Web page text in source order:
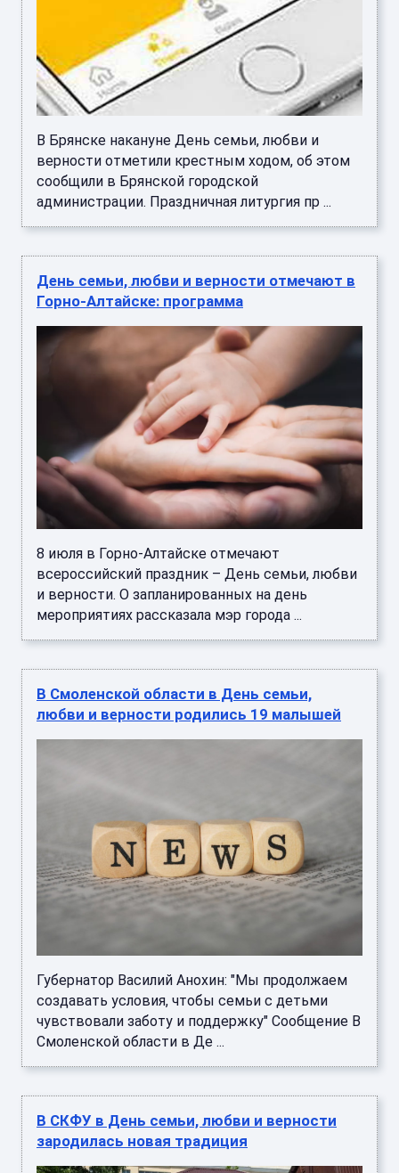
В Брянске накануне День семьи, любви и
верности отметили крестным ходом, об этом
сообщили в Брянской городской
администрации. Праздничная литургия пр ...
День семьи, любви и верности отмечают в
Горно-Алтайске: программа
8 июля в Горно-Алтайске отмечают
всероссийский праздник – День семьи, любви
и верности. О запланированных на день
мероприятиях рассказала мэр города ...
В Смоленской области в День семьи,
любви и верности родились 19 малышей
Губернатор Василий Анохин: "Мы продолжаем
создавать условия, чтобы семьи с детьми
чувствовали заботу и поддержку" Сообщение В
Смоленской области в Де ...
В СКФУ в День семьи, любви и верности
зародилась новая традиция